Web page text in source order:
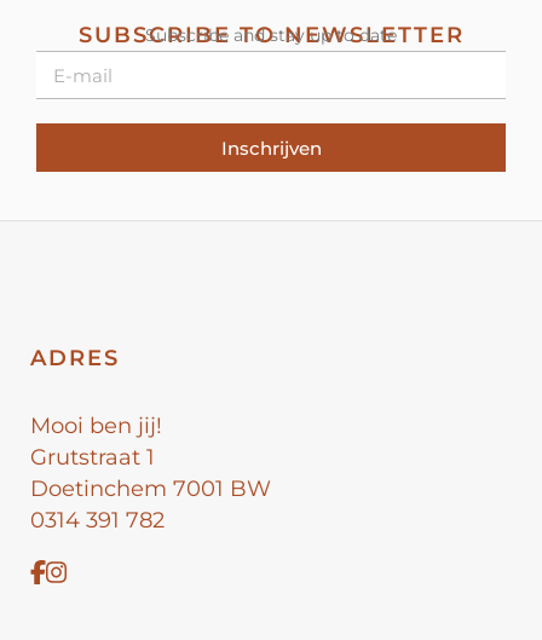
SUBSCRIBE TO NEWSLETTER
Subscribe and stay up to date
Inschrijven
ADRES
Mooi ben jij!
Grutstraat 1
Doetinchem 7001 BW
0314 391 782